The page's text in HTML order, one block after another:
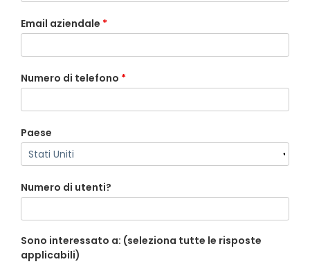
Email aziendale *
Numero di telefono *
Paese
Numero di utenti?
Sono interessato a: (seleziona tutte le risposte
applicabili)